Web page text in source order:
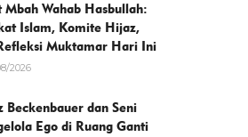
Mbah Wahab Hasbullah:
Islam, Komite Hijaz,
Muktamar Hari Ini
2026
Beckenbauer dan Seni
Ego di Ruang Ganti